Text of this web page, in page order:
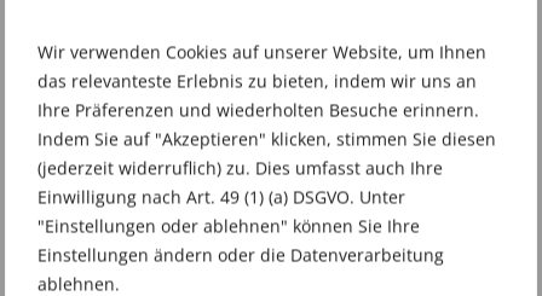
Wir verwenden Cookies auf unserer Website, um Ihnen
das relevanteste Erlebnis zu bieten, indem wir uns an
Ihre Präferenzen und wiederholten Besuche erinnern.
Indem Sie auf "Akzeptieren" klicken, stimmen Sie diesen
(jederzeit widerruflich) zu. Dies umfasst auch Ihre
Einwilligung nach Art. 49 (1) (a) DSGVO. Unter
"Einstellungen oder ablehnen" können Sie Ihre
Einstellungen ändern oder die Datenverarbeitung
ablehnen.
Ähnliche Produkte
SOLD OUT SOLD OUT
SALE-27%